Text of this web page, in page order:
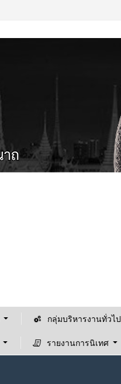
กลุ่มบริหารงานทั่วไป
รายงานการนิเทศ